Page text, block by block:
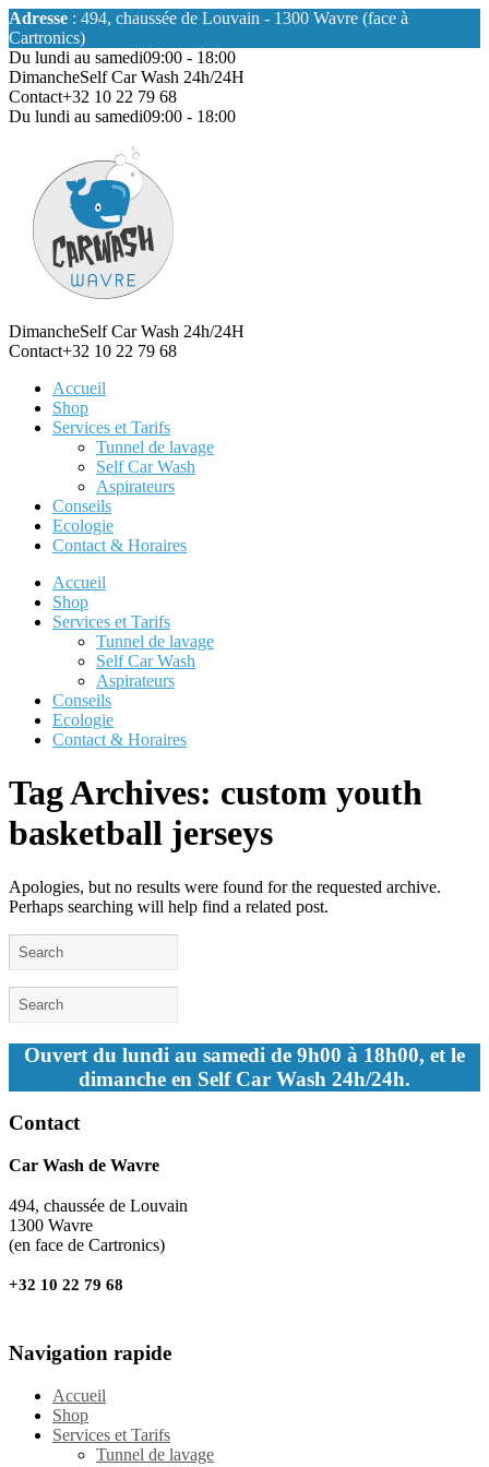
Adresse : 494, chaussée de Louvain - 1300 Wavre (face à
Cartronics)
Du lundi au samedi09:00 - 18:00
DimancheSelf Car Wash 24h/24H
Contact+32 10 22 79 68
Du lundi au samedi09:00 - 18:00
DimancheSelf Car Wash 24h/24H
Contact+32 10 22 79 68
Accueil
Shop
Services et Tarifs
Tunnel de lavage
Self Car Wash
Aspirateurs
Conseils
Ecologie
Contact & Horaires
Accueil
Shop
Services et Tarifs
Tunnel de lavage
Self Car Wash
Aspirateurs
Conseils
Ecologie
Contact & Horaires
Tag Archives: custom youth
basketball jerseys
Apologies, but no results were found for the requested archive.
Perhaps searching will help find a related post.
Ouvert du lundi au samedi de 9h00 à 18h00, et le
dimanche en Self Car Wash 24h/24h.
Contact
Car Wash de Wavre
494, chaussée de Louvain
1300 Wavre
(en face de Cartronics)
+32 10 22 79 68
Navigation rapide
Accueil
Shop
Services et Tarifs
Tunnel de lavage